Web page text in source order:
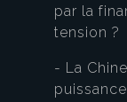
par la
tension ?
- La